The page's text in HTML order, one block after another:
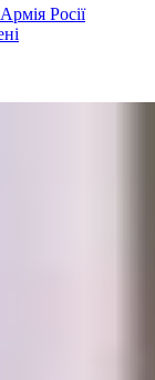
Армія Росії